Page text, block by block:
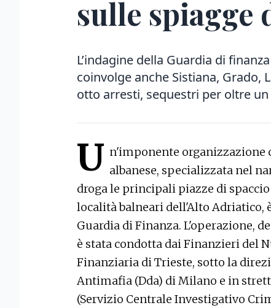
sulle spiagge
L’indagine della Guardia di
coinvolge anche Sistiana, Grado,
otto arresti, sequestri per oltre
U n'imponente
albanese, specializzata nel
droga le principali piazze di
località balneari dell'Alto
Guardia di Finanza. L'operazione,
è stata condotta dai Finanzieri del
Finanziaria di Trieste, sotto la
Antimafia (Dda) di Milano e in
(Servizio Centrale Investigativo